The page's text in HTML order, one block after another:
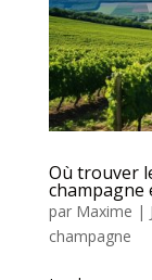
Où trouver
champagne
par Maxime |
champagne